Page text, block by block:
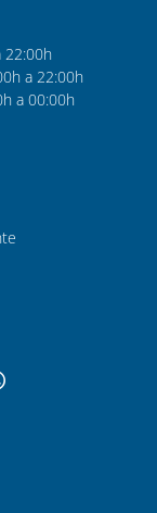
22:00h
a 22:00h
a 00:00h